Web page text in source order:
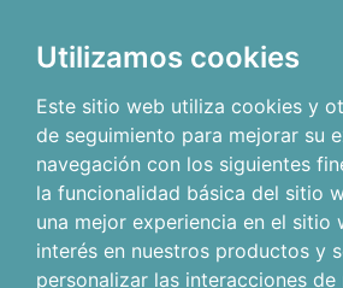
Utilizamos cookies
Este sitio web utiliza cookies y
de seguimiento para mejorar su
navegación con los siguientes
la funcionalidad básica del sitio
una mejor experiencia en el sitio
interés en nuestros productos y
personalizar las interacciones de